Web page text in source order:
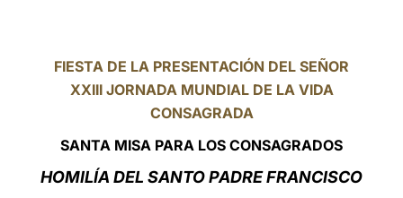
FIESTA DE LA PRESENTACIÓN DEL SEÑOR
XXIII JORNADA MUNDIAL DE LA VIDA
CONSAGRADA
SANTA MISA PARA LOS CONSAGRADOS
HOMILÍA DEL SANTO PADRE FRANCISCO